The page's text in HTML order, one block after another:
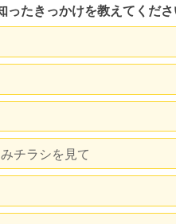
ったきっかけを教えてくださ
チラシを見て